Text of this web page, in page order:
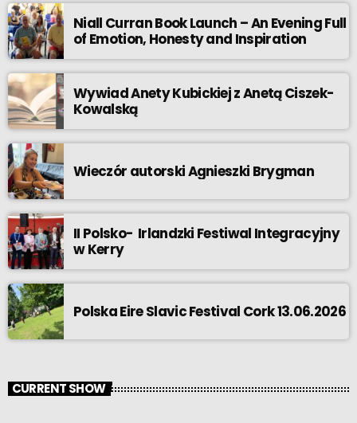
Niall Curran Book Launch – An Evening Full
of Emotion, Honesty and Inspiration
Wywiad Anety Kubickiej z Anetą Ciszek-
Kowalską
Wieczór autorski Agnieszki Brygman
II Polsko- Irlandzki Festiwal Integracyjny
w Kerry
Polska Eire Slavic Festival Cork 13.06.2026
CURRENT SHOW